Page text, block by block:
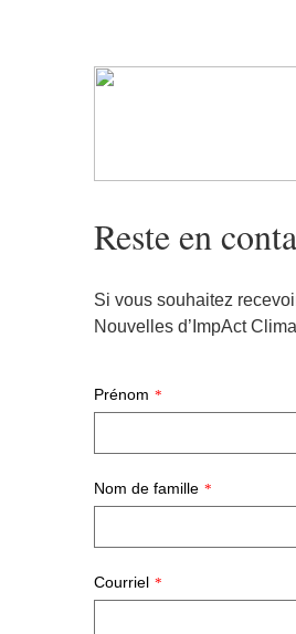
Reste en
Si vous souhaitez
Nouvelles d’ImpAct
Prénom *
Nom de famille *
Courriel *